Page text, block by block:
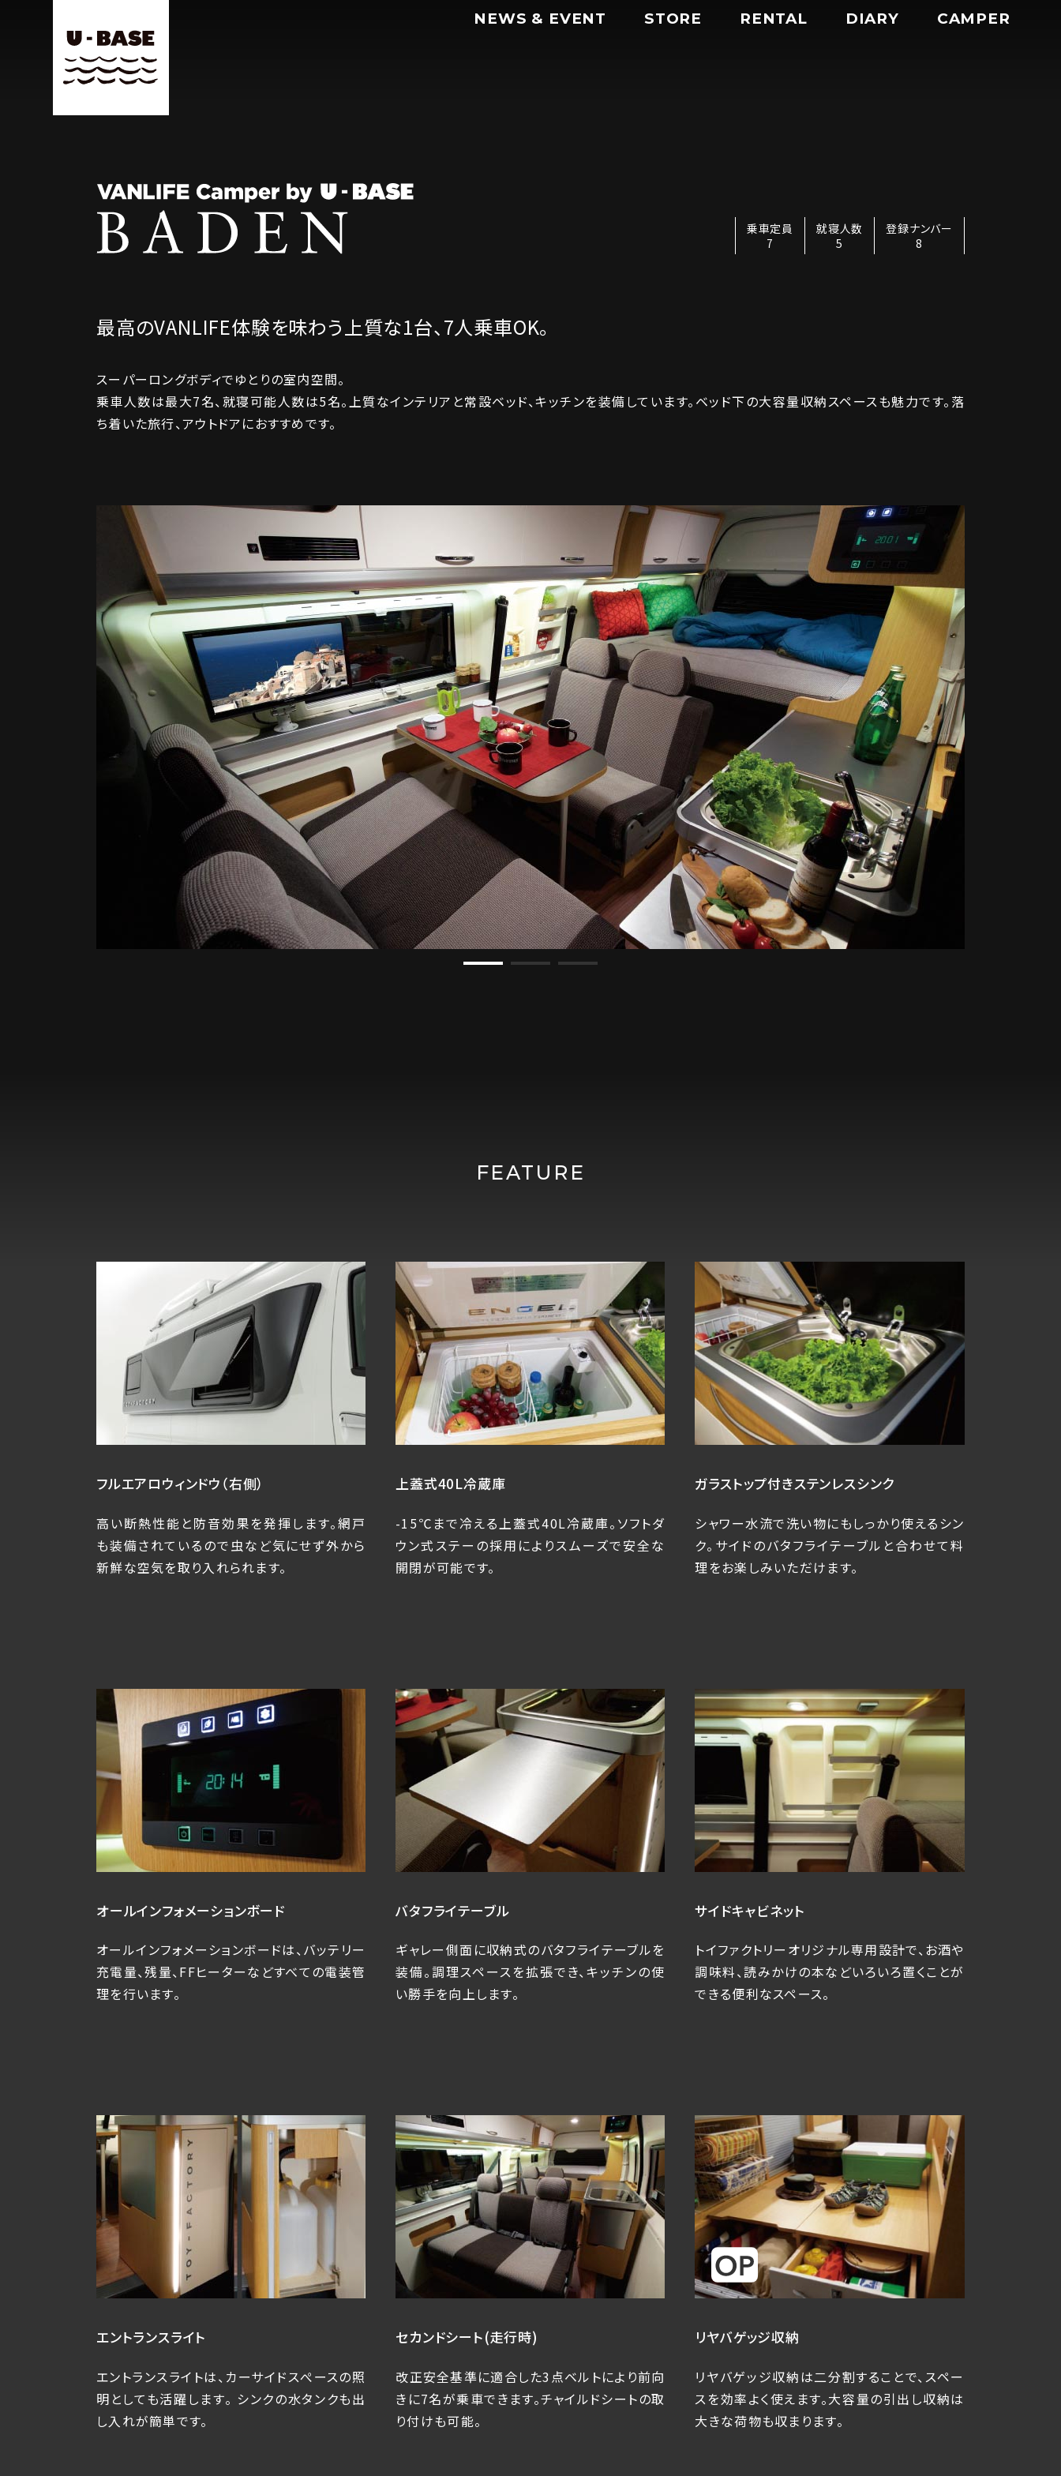
NEWS & EVENT STORE RENTAL DIARY CAMPER
乗車定員
7
就寝人数
5
登録ナンバー
8
最高のVANLIFE体験を味わう上質な1台、7人乗車OK。
スーパーロングボディでゆとりの室内空間。
乗車人数は最大7名、就寝可能人数は5名。上質なインテリアと常設ベッド、キッチンを装備しています。ベッド下の大容量収納スペースも魅力です。落
ち着いた旅行、アウトドアにおすすめです。
FEATURE
フルエアロウィンドウ （右側）
高い断熱性能と防音効果を発揮します。網戸
も装備されているので虫など気にせず外から
新鮮な空気を取り入れられます。
上蓋式40L冷蔵庫
-15℃まで冷える上蓋式40L冷蔵庫。ソフトダ
ウン式ステーの採用によりスムーズで安全な
開閉が可能です。
ガラストップ付きステンレスシンク
シャワー水流で洗い物にもしっかり使えるシン
ク。サイドのバタフライテーブルと合わせて料
理をお楽しみいただけます。
オールインフォメーションボード
オールインフォメーションボードは、バッテリー
充電量、残量、FFヒーターなどすべての電装管
理を行います。
バタフライテーブル
ギャレー側面に収納式のバタフライテーブルを
装備。調理スペースを拡張でき、キッチンの使
い勝手を向上します。
サイドキャビネット
トイファクトリーオリジナル専用設計で、お酒や
調味料、読みかけの本などいろいろ置くことが
できる便利なスペース。
エントランスライト
エントランスライトは、カーサイドスぺースの照
明としても活躍します。 シンクの水タンクも出
し入れが簡単です。
セカンドシート(走行時)
改正安全基準に適合した3点ベルトにより前向
きに7名が乗車できます。チャイルドシートの取
り付けも可能。
リヤバゲッジ収納
リヤバゲッジ収納は二分割することで、スペー
スを効率よく使えます。大容量の引出し収納は
大きな荷物も収まります。